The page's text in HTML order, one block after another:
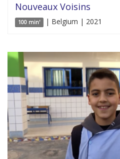
Nouveaux Voisins
100 min' | Belgium | 2021